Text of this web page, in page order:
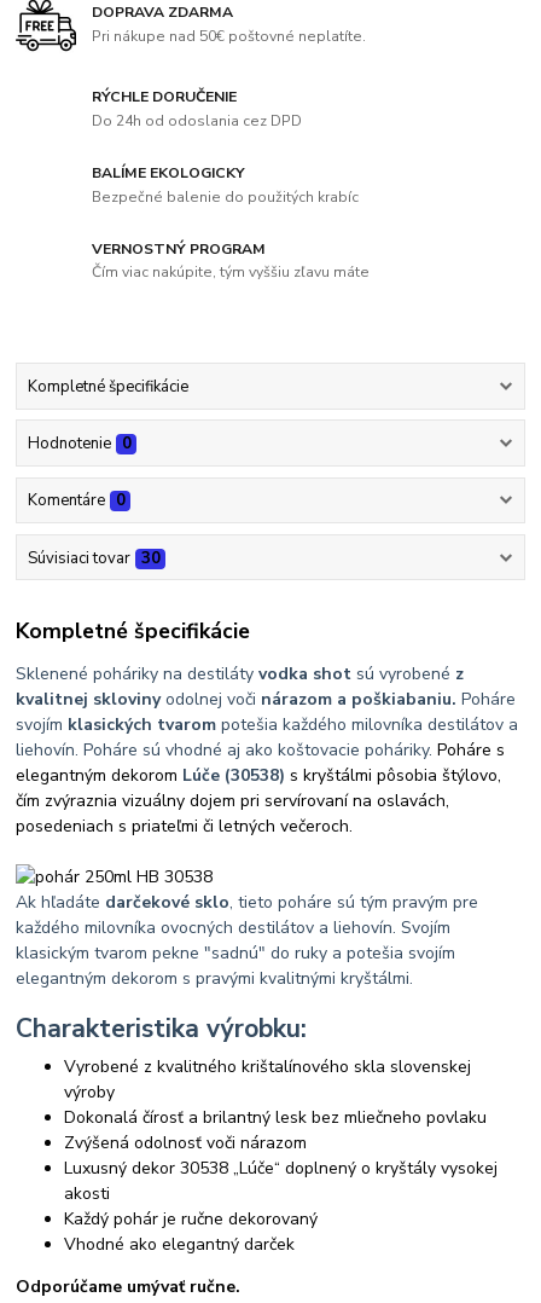
DOPRAVA ZDARMA
Pri nákupe nad 50€ poštovné neplatíte.
RÝCHLE DORUČENIE
Do 24h od odoslania cez DPD
BALÍME EKOLOGICKY
Bezpečné balenie do použitých krabíc
VERNOSTNÝ PROGRAM
Čím viac nakúpite, tým vyššiu zľavu máte
Kompletné špecifikácie
Hodnotenie 0
Komentáre 0
Súvisiaci tovar 30
Kompletné špecifikácie
Sklenené poháriky na destilátyvodka shot sú vyrobené z
kvalitnej sklovinyodolnej voči nárazom a poškiabaniu.Poháre
svojím klasických tvarompotešia každého milovníka destilátov a
liehovín. Poháre sú vhodné aj ako koštovacie poháriky. Poháre s
elegantným dekorom Lúče (30538) s kryštálmi pôsobia štýlovo,
čím zvýraznia vizuálny dojem pri servírovaní na oslavách,
posedeniach s priateľmi či letných večeroch.
Ak hľadáte darčekové sklo, tieto poháre sú tým pravým pre
každého milovníka ovocných destilátov a liehovín. Svojím
klasickým tvarom pekne "sadnú" do ruky a potešia svojím
elegantným dekorom s pravými kvalitnými kryštálmi.
Charakteristika výrobku:
Vyrobené z kvalitného krištalínového skla slovenskej
výroby
Dokonalá čírosť a brilantný lesk bez mliečneho povlaku
Zvýšená odolnosť voči nárazom
Luxusný dekor 30538 „Lúče“ doplnený o kryštály vysokej
akosti
Každý pohár je ručne dekorovaný
Vhodné ako elegantný darček
Odporúčame umývať ručne.